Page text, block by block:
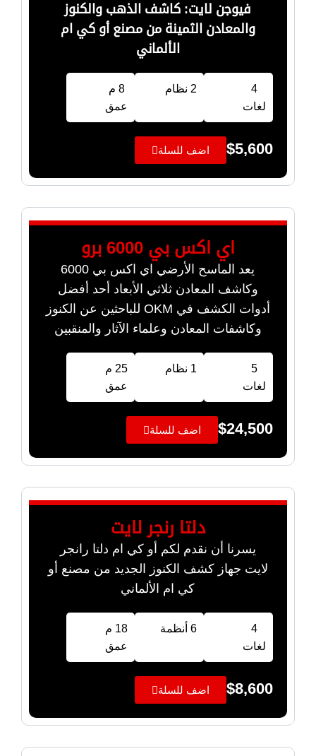
فيوجن لايت: كاشف الذهب والكنوز
والمعادن الثمينة من مصنع أو كي ام
الألماني
4
لغات
2 نظام
8 م
عمق
$5,600 اضف للسلة
اي اكس بي 6000 برو
يعد الماسح الأرضي اي اكس بي 6000
وكاشف المعادن ثلاثي الأبعاد أحد أفضل
أدوات الكشف في OKM للباحثين عن الكنوز
وكاشفات المعادن وعلماء الآثار والمنقبين
5
لغات
1 نظام
25 م
عمق
$24,500 اضف للسلة
دلتا رنجر لايت
يسرنا أن نقدم لكم أو كي ام دلتا رانجر
لايت جهاز كشف الكنوز الجديد من مصنع أو
كي ام الألماني
4
لغات
6 أنظمة
18 م
عمق
$8,600 اضف للسلة